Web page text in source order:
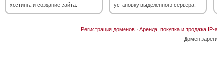
хостинга и создание сайта.
установку выделенного сервера.
Регистрация доменов· Аренда, покупка и продажа IP-
Домен